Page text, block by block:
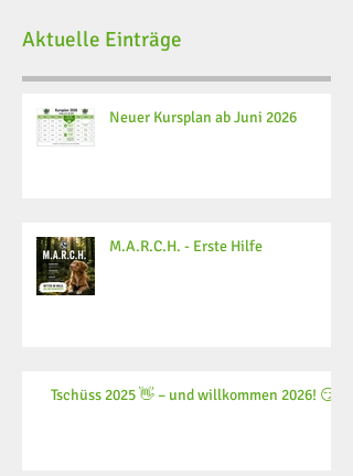
Aktuelle Einträge
Neuer Kursplan ab Juni 2026
M.A.R.C.H. - Erste Hilfe
Tschüss 2025 👋 – und willkommen 2026! 😏